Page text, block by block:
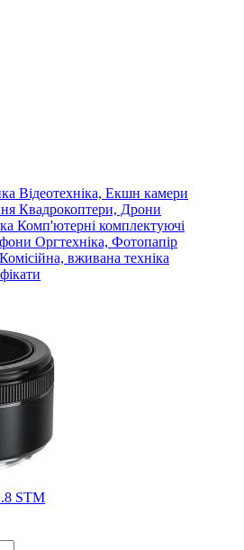
Відеотехніка, Екшн камери
Квадрокоптери, Дрони
Комп'ютерні комплектуючі
Оргтехніка, Фотопапір
Комісійна, вживана техніка
STM